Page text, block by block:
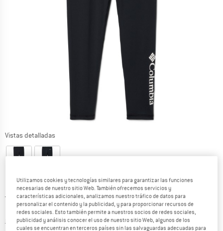
Vistas detalladas
Precio original :
34,95€
Precio:
19,22€ incl. IVA
más Gastos de envíoInformación sobre los gastos de envío. Se abre en
Utilizamos cookies y tecnologías similares para garantizar las funciones
necesarias de nuestro sitio Web. También ofrecemos servicios y
características adicionales, analizamos nuestro tráfico de datos para
personalizar el contenido y la publicidad, y para proporcionar recursos de
redes sociales. Esto también permite a nuestros socios de redes sociales,
publicidad y análisis conocer el uso de nuestro sitio Web, algunos de los
cuales se encuentran en terceros países sin las salvaguardas adecuadas para